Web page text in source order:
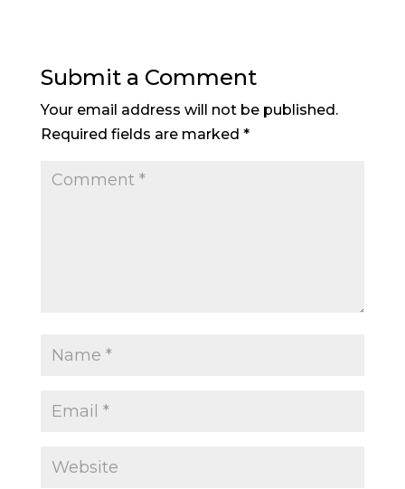
Submit a Comment
Your email address will not be published.
Required fields are marked *